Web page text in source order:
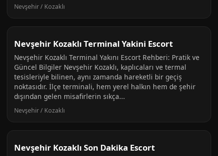
Nevşehir / Kozaklı
Nevşehir Kozaklı Terminal Yakini Escort
Nevşehir Kozaklı Terminal Yakını Escort Rehberi: Pratik ve
Güncel Bilgiler Nevşehir Kozaklı, kaplıcaları ve termal
tesisleriyle bilinen, aynı zamanda hareketli bir geçiş
noktasıdır. İlçe terminali, hem yerel halkın hem de şehir
dışından gelen misafirlerin sıkça...
Nevşehir / Kozaklı
Nevşehir Kozaklı Son Dakika Escort